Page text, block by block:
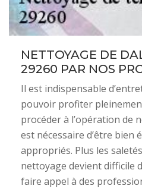
NETTOYAGE DE
29260 PAR NOS
Il est indispensable
pouvoir profiter
procéder à l’opération de
est nécessaire d’être bien
appropriés. Plus les
nettoyage devient difficile
faire appel à des